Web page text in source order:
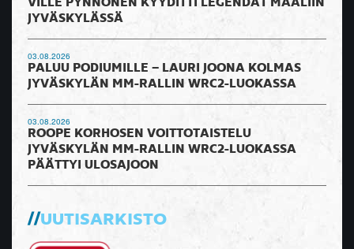
VILLE PYNNÖNEN KYYDITTI LEGENDAT MAALIIN
JYVÄSKYLÄSSÄ
03.08.2026
PALUU PODIUMILLE – LAURI JOONA KOLMAS
JYVÄSKYLÄN MM-RALLIN WRC2-LUOKASSA
03.08.2026
ROOPE KORHOSEN VOITTOTAISTELU
JYVÄSKYLÄN MM-RALLIN WRC2-LUOKASSA
PÄÄTTYI ULOSAJOON
UUTISARKISTO